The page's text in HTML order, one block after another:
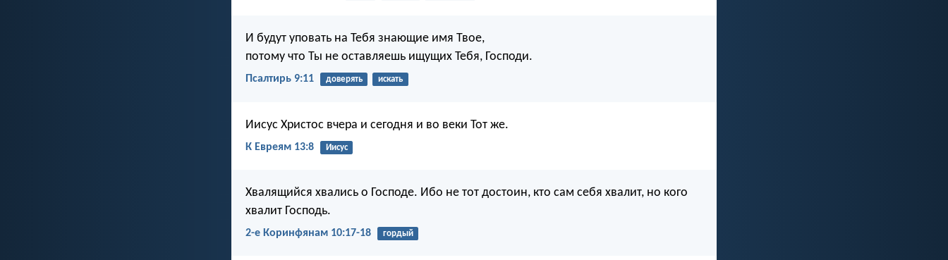
И будут уповать на Тебя знающие имя Твое,
потому что Ты не оставляешь ищущих Тебя, Господи.
Псалтирь 9:11 доверять искать
Иисус Христос вчера и сегодня и во веки Тот же.
К Евреям 13:8 Иисус
Хвалящийся хвались о Господе. Ибо не тот достоин, кто сам себя хвалит, но кого
хвалит Господь.
2-е Коринфянам 10:17-18 гордый